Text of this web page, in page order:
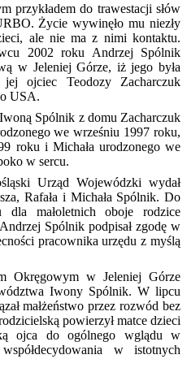
przykładem do trawestacji słów
Życie wywinęło mu niezły
ale nie ma z nimi kontaktu.
2002 roku Andrzej Spólnik
w Jeleniej Górze, iż jego była
ojciec Teodozy Zacharczuk
USA.
Spólnik z domu Zacharczuk
we wrześniu 1997 roku,
roku i Michała urodzonego we
w sercu.
Urząd Wojewódzki wydał
Rafała i Michała Spólnik. Do
małoletnich oboje rodzice
Spólnik podpisał zgodę w
pracownika urzędu z myślą
Okręgowym w Jeleniej Górze
Iwony Spólnik. W lipcu
małżeństwo przez rozwód bez
powierzył matce dzieci
ojca do ogólnego wglądu w
w istotnych